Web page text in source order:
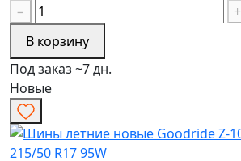
−
+
В корзину
Под заказ ~7 дн.
Новые